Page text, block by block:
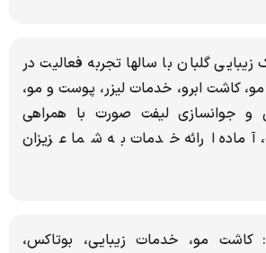
زیبایی گلبان با سالها تجربه فعالیت در
کاشت ابرو، خدمات لیزر، پوست و مو،
و جوانسازی لیفت صورت با همراهی
آماده ارائه خدمات به شما عزیزان
کاشت مو، خدمات زیبایی، بوتاکس،